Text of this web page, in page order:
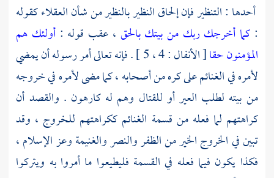
أحدها : التنظير فإن إلحاق النظير بالنظير من شأن العقلاء كقوله
: كما أخرجك ربك من بيتك بالحق ، عقب قوله :أولئك هم
المؤمنون حقا
[ الأنفال : 4 ، 5 ] . فإنه تعالى أمر رسوله أن يمضي
لأمره في الغنائم على كره من أصحابه ، كما مضى لأمره في خروجه
من بيته لطلب العير أو للقتال وهم له كارهون . والقصد أن
كراهتهم لما فعله من قسمة الغنائم ككراهتهم للخروج ، وقد
تبين في الخروج الخير من الظفر والنصر والغنيمة وعز الإسلام ،
فكذا يكون فيما فعله في القسمة فليطيعوا ما أمروا به ويتركوا